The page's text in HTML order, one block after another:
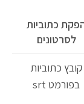
כתוביות
לסרטונים
קובץ כתוביות
בפורמט srt